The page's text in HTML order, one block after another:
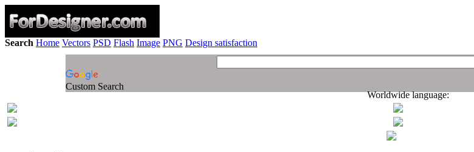
Search Home Vectors PSD Flash Image PNG Design satisfaction
Custom Search
Worldwide language: